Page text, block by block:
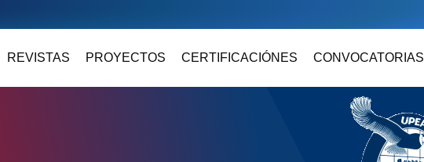
REVISTAS PROYECTOS CERTIFICACIÓNES CONVOCATORIAS